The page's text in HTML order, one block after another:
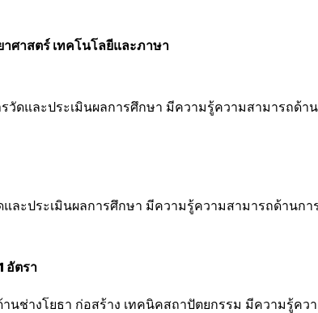
ศาสตร์ เทคโนโลยีและภาษา
และประเมินผลการศึกษา มีความรู้ความสามารถด้าน
ะประเมินผลการศึกษา มีความรู้ความสามารถด้านกา
อัตรา
ช่างโยธา ก่อสร้าง เทคนิคสถาปัตยกรรม มีความรู้คว